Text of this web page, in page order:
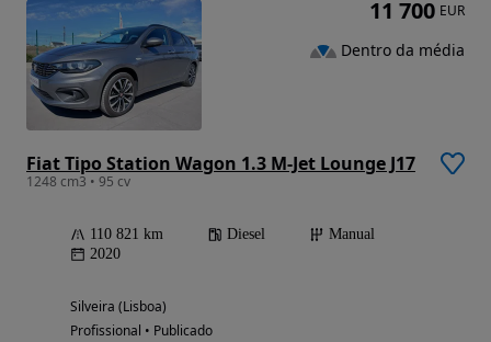
Fiat Tipo Station Wagon 1.3 M-Jet Lounge J17
1248 cm3 • 95 cv
110 821 km Diesel
Manual
2020
Silveira (Lisboa)
Profissional • Publicado
11 700 EUR
Dentro da média